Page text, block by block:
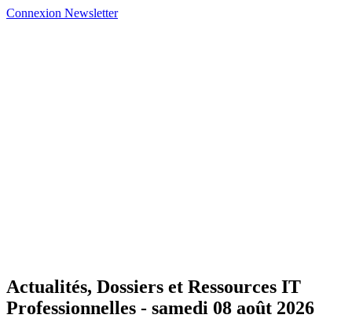
Connexion Newsletter
Actualités, Dossiers et Ressources IT
Professionnelles - samedi 08 août 2026